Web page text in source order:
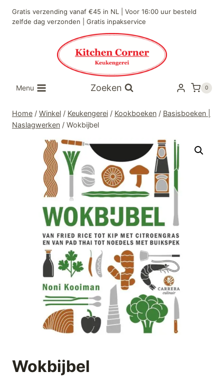
naar
Gratis verzending vanaf €45 in NL | Voor 16:00 uur besteld
zelfde dag verzonden | Gratis inpakservice
Menu Zoeken 0
Home / Winkel / Keukengerei / Kookboeken / Basisboeken |
Naslagwerken / Wokbijbel
Wokbijbel